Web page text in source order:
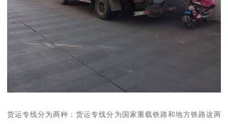
货运专线分为两种：货运专线分为国家重载铁路和地方铁路这两